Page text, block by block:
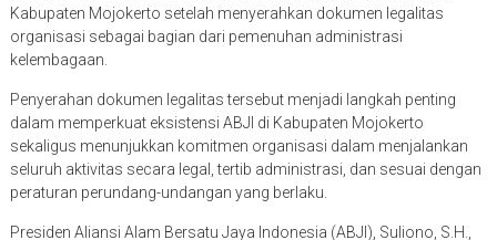
Kabupaten Mojokerto setelah menyerahkan dokumen legalitas
organisasi sebagai bagian dari pemenuhan administrasi
kelembagaan.
Penyerahan dokumen legalitas tersebut menjadi langkah penting
dalam memperkuat eksistensi ABJI di Kabupaten Mojokerto
sekaligus menunjukkan komitmen organisasi dalam menjalankan
seluruh aktivitas secara legal, tertib administrasi, dan sesuai dengan
peraturan perundang-undangan yang berlaku.
Presiden Aliansi Alam Bersatu Jaya Indonesia (ABJI), Suliono, S.H.,